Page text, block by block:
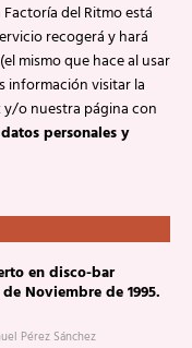
del Ritmo está
recogerá y hará
mismo que hace al usar
información visitar la
y/o nuestra página con
personales y
en disco-bar
Noviembre de 1995.
Pérez Sánchez